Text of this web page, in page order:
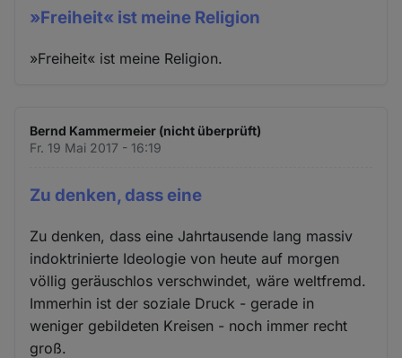
»Freiheit« ist meine Religion
»Freiheit« ist meine Religion.
Bernd Kammermeier (nicht überprüft)
Fr. 19 Mai 2017 - 16:19
Zu denken, dass eine
Zu denken, dass eine Jahrtausende lang massiv
indoktrinierte Ideologie von heute auf morgen
völlig geräuschlos verschwindet, wäre weltfremd.
Immerhin ist der soziale Druck - gerade in
weniger gebildeten Kreisen - noch immer recht
groß.